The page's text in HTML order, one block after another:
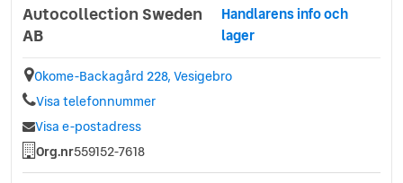
Autocollection Sweden
AB
Handlarens info och
lager
Okome-Backagård 228, Vesigebro
Visa telefonnummer
Visa e-postadress
Org.nr559152-7618